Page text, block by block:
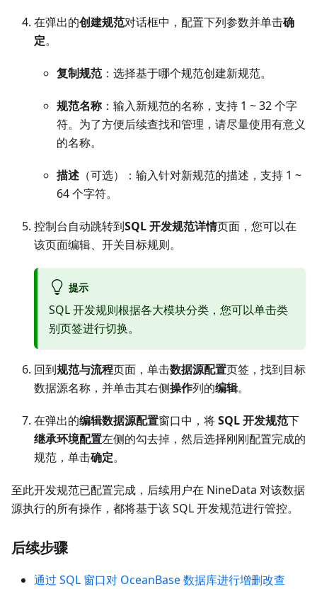
在弹出的创建规范对话框中，配置下列参数并单击确
定。
复制规范：选择基于哪个规范创建新规范。
规范名称：输入新规范的名称，支持 1 ~ 32 个字
符。为了方便后续查找和管理，请尽量使用有意义
的名称。
描述 （可选）：输入针对新规范的描述，支持 1 ~
64 个字符。
控制台自动跳转到SQL 开发规范详情页面，您可以在
该页面编辑、开关目标规则。
提示
SQL 开发规则根据各大模块分类，您可以单击类
别页签进行切换。
回到规范与流程页面，单击数据源配置页签，找到目标
数据源名称，并单击其右侧操作列的编辑。
在弹出的编辑数据源配置窗口中，将SQL 开发规范下
继承环境配置左侧的勾去掉，然后选择刚刚配置完成的
规范，单击确定。
至此开发规范已配置完成，后续用户在 NineData 对该数据
源执行的所有操作，都将基于该 SQL 开发规范进行管控。
后续步骤
通过 SQL 窗口对 OceanBase 数据库进行增删改查